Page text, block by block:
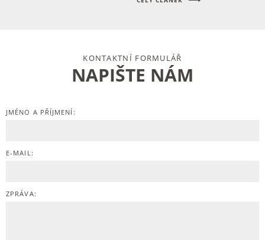
NAPIŠTE NÁM
KONTAKTNÍ FORMULÁŘ
JMÉNO A PŘÍJMENÍ:
E-MAIL:
ZPRÁVA: